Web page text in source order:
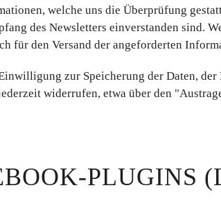
welche uns die Überprüfung
des Newsletters einverstanden sind.
für den Versand der angeforderten
zur Speicherung der Daten,
widerrufen, etwa über den
PLUGINS